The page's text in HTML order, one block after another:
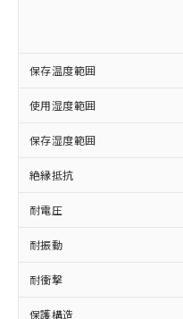
保存温度範囲
使用湿度範囲
保存湿度範囲
絶縁抵抗
耐電圧
耐振動
耐衝撃
保護構造
本サービス
ことをご了
在庫状況お
記載してい
タに基づき
覧された時
準価格とは
様のお取引
ムロン制御
オムロン制
販売
在庫状況お
事前の承諾
仕入先様の事情
いたものが、含
むを得ず変更す
ミウム(Cd) 100ppm以下
六価クロム(Cr(Ⅵ))
類(PBB) 1000ppm以下
(PBDE) 1000ppm以下
ル) (DEHP)(別名：
ルベンジル（BBP）
但し、RoHS指令で産
フタル酸エステル類の
※2 対応予定月
「×」：最大均質
基準値を超えて
「－」：未確認
Pb(鉛) :1000ppm、
Cr(Ⅵ)(六価クロム) :
ニル類) : 1000ppm、
DBP(フタル酸ジブチル
イソブチル) :
DEHP(フタル酸ビス
「ｅ」：有害物質
当社は、こ
為替および
（以下｢規
または国外
国政府の輸
可)を取得
当社は規制
全に破砕す
いよう必要
当社は貴社
武器並びに
当社は、貴
場合は、上
号
一定数
在庫な
たはお
機器販